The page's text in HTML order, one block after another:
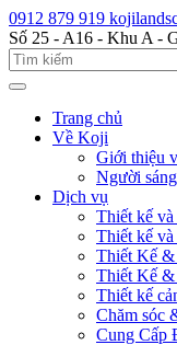
0912 879 919
Số 25 - A16 - Khu A -
Trang chủ
Về Koji
Giới thiệu
Người
Dịch vụ
Thiết kế
Thiết kế
Thiết Kế
Thiết Kế
Thiết kế
Chăm sóc
Cung Cấp